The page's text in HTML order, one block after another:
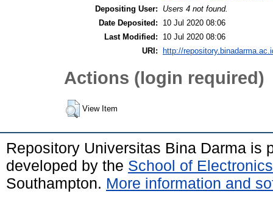
Depositing User:
Users 4 not found.
Date Deposited:
10 Jul 2020 08:06
Last Modified:
10 Jul 2020 08:06
URI:
http://
Actions (login required)
View Item
Repository Universitas Bina Darma is
developed by the School of
Southampton. More information and